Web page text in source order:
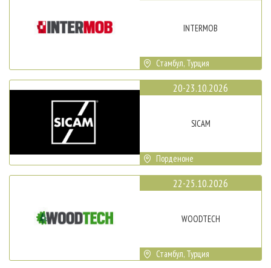
INTERMOB
Стамбул, Турция
20-23.10.2026
SICAM
Порденоне
22-25.10.2026
WOODTECH
Стамбул, Турция